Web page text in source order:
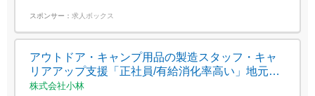
スポンサー： 求人ボックス
アウトドア・キャンプ用品の製造スタッフ・キャ
リアアップ支援「正社員/有給消化率高い」地元定
着希望・渋谷区東
株式会社小林